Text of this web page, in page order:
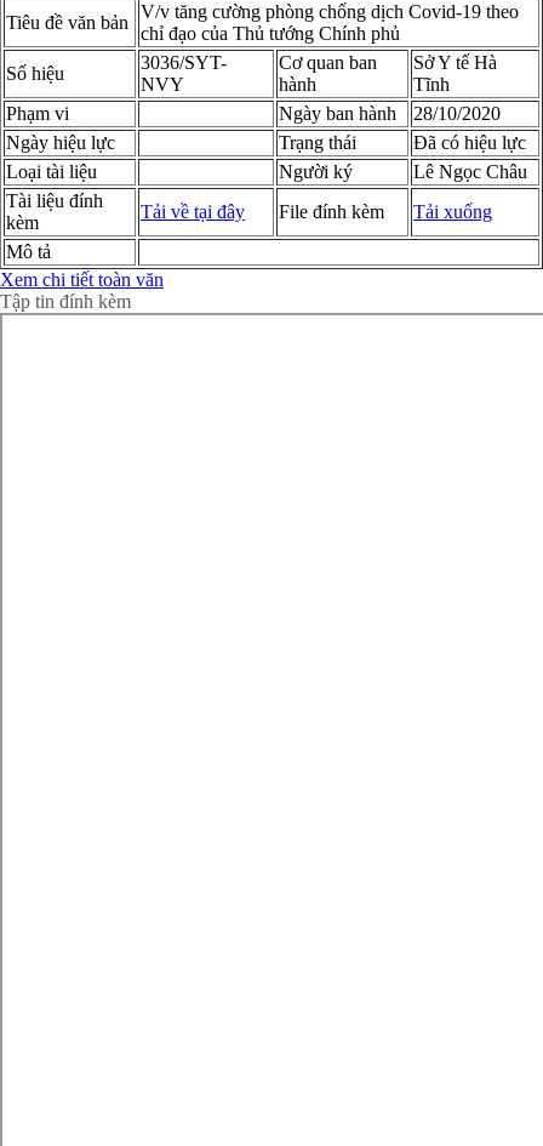
Tiêu đề văn bản
V/v tăng cường phòng chống dịch Covid-19 theo
chỉ đạo của Thủ tướng Chính phủ
Số hiệu
3036/SYT-
NVY
Cơ quan ban
hành
Sở Y tế Hà
Tĩnh
Phạm vi
Ngày ban hành
28/10/2020
Ngày hiệu lực
Trạng thái
Đã có hiệu lực
Loại tài liệu
Người ký
Lê Ngọc Châu
Tài liệu đính
kèm
Tải về tại đây File đính kèm
Tải xuống
Mô tả
Xem chi tiết toàn văn
Tập tin đính kèm